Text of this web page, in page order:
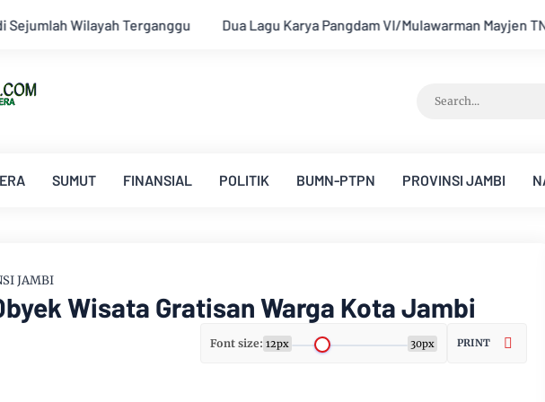
Lagu Karya Pangdam VI/Mulawarman Mayjen TNI Krido Pramono Jadi Ikon Singing
SUMUT FINANSIAL POLITIK BUMN-PTPN PROVINSI JAMBI
JAMBI
Wisata Gratisan Warga Kota Jambi
Font size: 12px 30px PRINT